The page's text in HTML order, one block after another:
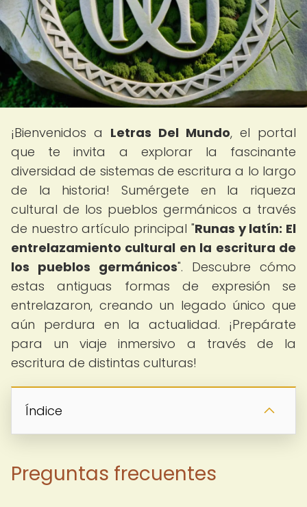
¡Bienvenidos a Letras Del Mundo, el portal
que te invita a explorar la fascinante
diversidad de sistemas de escritura a lo largo
de la historia! Sumérgete en la riqueza
cultural de los pueblos germánicos a través
de nuestro artículo principal "Runas y latín: El
entrelazamiento cultural en la escritura de
los pueblos germánicos". Descubre cómo
estas antiguas formas de expresión se
entrelazaron, creando un legado único que
aún perdura en la actualidad. ¡Prepárate
para un viaje inmersivo a través de la
escritura de distintas culturas!
Índice
Preguntas frecuentes